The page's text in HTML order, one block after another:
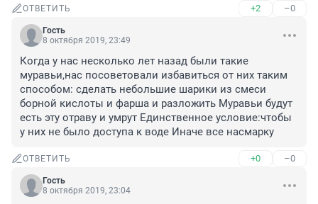
ОТВЕТИТЬ +2 –0
Гость
8 октября 2019, 23:49
Когда у нас несколько лет назад были такие
муравьи,нас посоветовали избавиться от них таким
способом: сделать небольшие шарики из смеси
борной кислоты и фарша и разложить Муравьи будут
есть эту отраву и умрут Единственное условие:чтобы
у них не было доступа к воде Иначе все насмарку
ОТВЕТИТЬ +0 –0
Гость
8 октября 2019, 23:04